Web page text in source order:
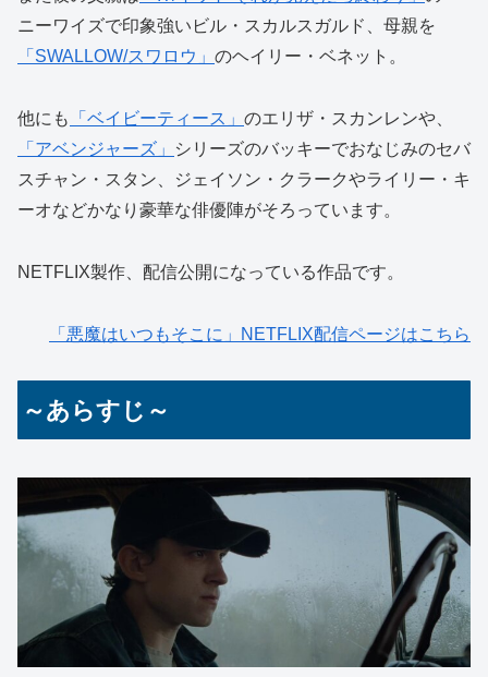
ニーワイズで印象強いビル・スカルスガルド、母親を
「SWALLOW/スワロウ」 のヘイリー・ベネット。
他にも 「ベイビーティース」 のエリザ・スカンレンや、
「アベンジャーズ」
シリーズのバッキーでおなじみのセバ
スチャン・スタン、ジェイソン・クラークやライリー・キ
ーオなどかなり豪華な俳優陣がそろっています。
NETFLIX製作、配信公開になっている作品です。
「悪魔はいつもそこに」NETFLIX配信ページはこちら
～あらすじ～